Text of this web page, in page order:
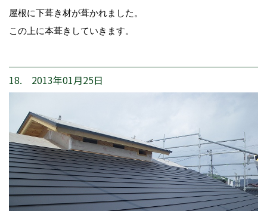
屋根に下葺き材が葺かれました。
この上に本葺きしていきます。
18. 2013年01月25日